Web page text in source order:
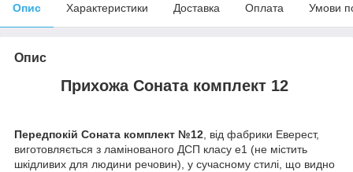
Опис Характеристики Доставка Оплата Умови
Опис
Прихожа Соната комплект 12
Передпокій Соната комплект №12, від фабрики Еверест,
виготовляється з ламінованого ДСП класу е1 (не містить
шкідливих для людини речовин), у сучасному стилі, що видно